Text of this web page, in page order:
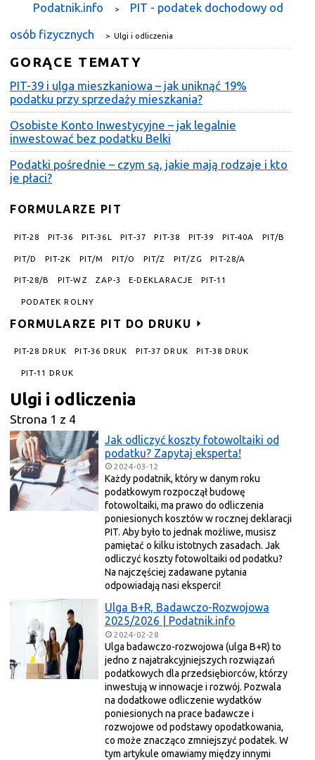
Podatnik.info >
PIT - podatek dochodowy od
osób fizycznych
> Ulgi i odliczenia
GORĄCE TEMATY
PIT-39 i ulga mieszkaniowa – jak uniknąć 19%
podatku przy sprzedaży mieszkania?
Osobiste Konto Inwestycyjne – jak legalnie
inwestować bez podatku Belki
Podatki pośrednie – czym są, jakie mają rodzaje i kto
je płaci?
FORMULARZE PIT
PIT-28 PIT-36 PIT-36L PIT-37 PIT-38 PIT-39 PIT-40A PIT/B
PIT/D PIT-2K PIT/M PIT/O PIT/Z PIT/ZG PIT-28/A
PIT-28/B PIT-WZ ZAP-3 E-DEKLARACJE PIT-11
PODATEK ROLNY
FORMULARZE PIT DO DRUKU
PIT-28 DRUK PIT-36 DRUK PIT-37 DRUK PIT-38 DRUK
PIT-11 DRUK
ulgi i odliczenia
Strona 1 z 4
Jak odliczyć koszty fotowoltaiki od
podatku? Zapytaj eksperta!
2024-03-12
Każdy podatnik, który w danym roku
podatkowym rozpoczął budowę
fotowoltaiki, ma prawo do odliczenia
poniesionych kosztów w rocznej deklaracji
PIT. Aby było to jednak możliwe, musisz
pamiętać o kilku istotnych zasadach. Jak
odliczyć koszty fotowoltaiki od podatku?
Na najczęściej zadawane pytania
odpowiadają nasi eksperci!
Ulga B+R, Badawczo-Rozwojowa
2025/2026 | Podatnik.info
2024-02-28
Ulga badawczo-rozwojowa (ulga B+R) to
jedno z najatrakcyjniejszych rozwiązań
podatkowych dla przedsiębiorców, którzy
inwestują w innowacje i rozwój. Pozwala
na dodatkowe odliczenie wydatków
poniesionych na prace badawcze i
rozwojowe od podstawy opodatkowania,
co może znacząco zmniejszyć podatek. W
tym artykule omawiamy między innymi